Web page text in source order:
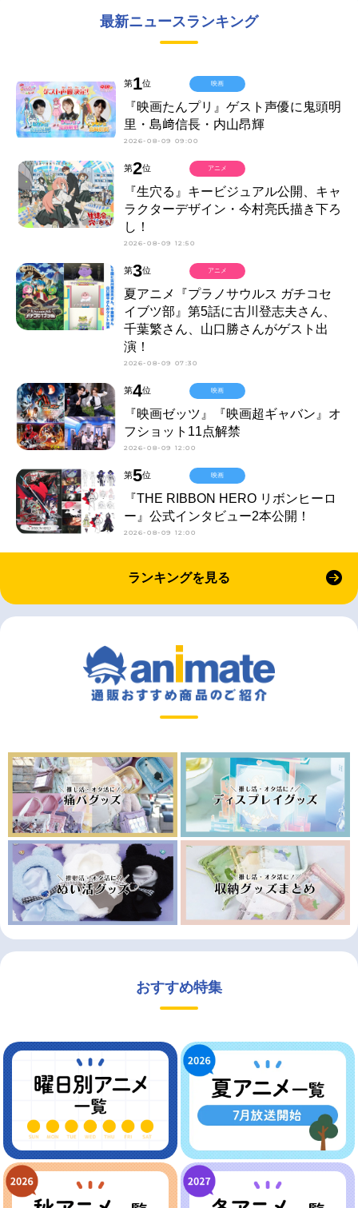
最新ニュースランキング
第1位
『映画たんプリ』ゲスト声優に鬼頭明
里・島﨑信長・内山昂輝
2026-08-09 09:00
映画
第2位
『生穴る』キービジュアル公開、キャ
ラクターデザイン・今村亮氏描き下ろ
し！
2026-08-09 12:50
アニメ
第3位
夏アニメ『プラノサウルス ガチコセ
イブツ部』第5話に古川登志夫さん、
千葉繁さん、山口勝さんがゲスト出
演！
2026-08-09 07:30
アニメ
第4位
『映画ゼッツ』『映画超ギャバン』オ
フショット11点解禁
2026-08-09 12:00
映画
第5位
『THE RIBBON HERO リボンヒーロ
ー』公式インタビュー2本公開！
2026-08-09 12:00
映画
ランキングを見る
おすすめ特集